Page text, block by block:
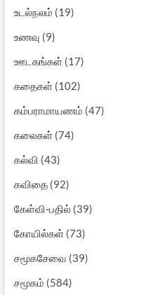
உடல்நலம் (19)
உணவு (9)
ஊடகங்கள்(17)
கதைகள்(102)
கம்பராமாயணம் (47)
கலைகள்(74)
கல்வி (43)
கவிதை(92)
கேள்வி-பதில்(39)
கோயில்கள்(73)
சமூகசேவை (39)
சமூகம் (584)